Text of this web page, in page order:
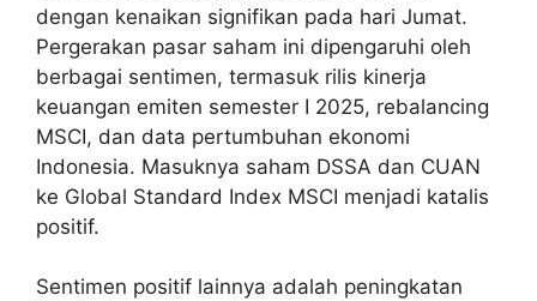
dengan kenaikan signifikan pada hari Jumat.
Pergerakan pasar saham ini dipengaruhi oleh
berbagai sentimen, termasuk rilis kinerja
keuangan emiten semester I 2025, rebalancing
MSCI, dan data pertumbuhan ekonomi
Indonesia. Masuknya saham DSSA dan CUAN
ke Global Standard Index MSCI menjadi katalis
positif.
Sentimen positif lainnya adalah peningkatan